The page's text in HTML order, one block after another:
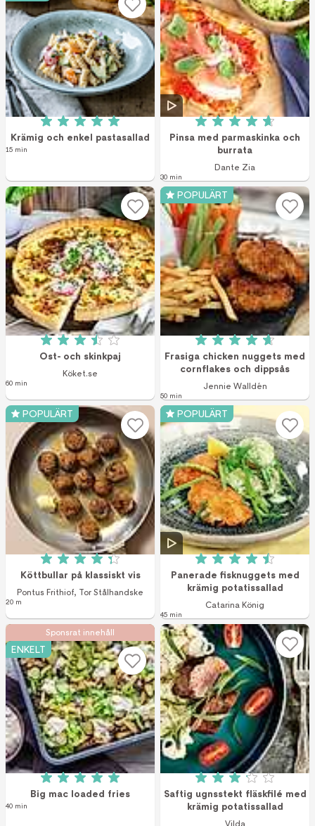
Betyg: 5 av 5 (5 röster)
Krämig och enkel pastasallad
15 min
Betyg: 4.7 av 5
Pinsa med parmaskinka och
burrata
Dante Zia
30 min
Betyg: 3.5 av 5 (527 röster)
Ost- och skinkpaj
Köket.se
60 min
POPULÄRT
Betyg: 4.7 av 5
Frasiga chicken nuggets med
cornflakes och dippsås
Jennie Walldén
50 min
POPULÄRT
Betyg: 4.3 av 5 (25 röster)
Köttbullar på klassiskt vis
Pontus Frithiof, Tor Stålhandske
20 m
POPULÄRT
Betyg: 4.5 av 5
Panerade fisknuggets med
krämig potatissallad
Catarina König
45 min
Sponsrat innehåll
ENKELT
Betyg: 5 av 5 (1 röster)
Big mac loaded fries
40 min
Betyg: 3.11 av 5
Saftig ugnsstekt fläskfilé med
krämig potatissallad
Vilda